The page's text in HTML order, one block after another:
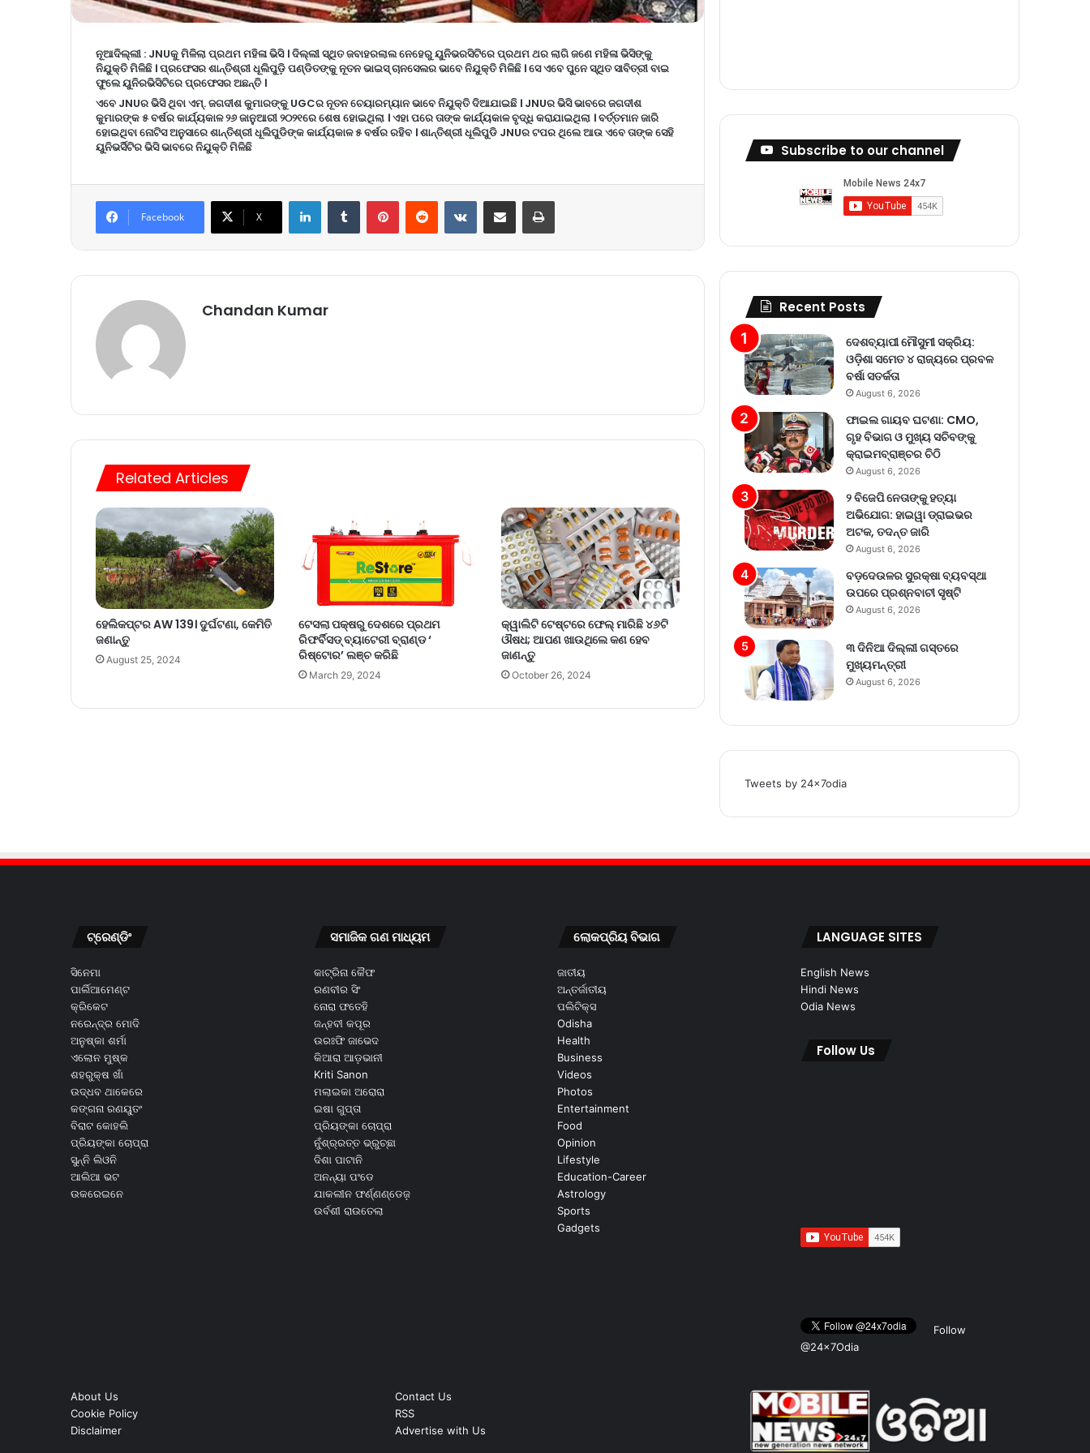
ନୂଆଦିଲ୍ଲୀ : JNUକୁ ମିଳିଲା ପ୍ରଥମ ମହିଳା ଭିସି । ଦିଲ୍ଲୀ ସ୍ଥିତ ଜବାହରଲାଲ ନେହେରୁ ୟୁନିଭରସିଟିରେ ପ୍ରଥମ ଥର ଲାଗି ଜଣେ ମହିଳା ଭିସିଙ୍କୁ
ନିଯୁକ୍ତି ମିଳିଛି । ପ୍ରଫେସର ଶାନ୍ତିଶ୍ରୀ ଧୂଲିପୁଡ଼ି ପଣ୍ଡିତଙ୍କୁ ନୂତନ ଭାଇସ୍ ଚାନସେଲର ଭାବେ ନିଯୁକ୍ତି ମିଳିଛି । ସେ ଏବେ ପୁନେ ସ୍ଥିତ ସାବିତ୍ରୀ ବାଇ
ଫୁଲେ ୟୁନିରଭିସିଟିରେ ପ୍ରଫେସର ଅଛନ୍ତି ।
ଏବେ JNUର ଭିସି ଥିବା ଏମ୍. ଜଗଦୀଶ କୁମାରଙ୍କୁ UGCର ନୂତନ ଚେୟାରମ୍ୟାନ ଭାବେ ନିଯୁକ୍ତି ଦିଆଯାଇଛି । JNUର ଭିସି ଭାବରେ ଜଗଦୀଶ
କୁମାରଙ୍କ ୫ ବର୍ଷର କାର୍ଯ୍ୟକାଳ ୨୬ ଜାନୁଆରୀ ୨୦୨୧ରେ ଶେଷ ହୋଇଥିଲା । ଏହା ପରେ ତାଙ୍କ କାର୍ଯ୍ୟକାଳ ବୃଦ୍ଧି କରାଯାଇଥିଲା । ବର୍ତ୍ତମାନ ଜାରି
ହୋଇଥିବା ନୋଟିସ ଅନୁସାରେ ଶାନ୍ତିଶ୍ରୀ ଧୂଲିପୁଡିଙ୍କ କାର୍ଯ୍ୟକାଳ ୫ ବର୍ଷର ରହିବ । ଶାନ୍ତିଶ୍ରୀ ଧୂଲିପୁଡି JNUର ଟପର ଥିଲେ ଆଉ ଏବେ ତାଙ୍କ ସେହି
ୟୁନିଭର୍ସିଟିର ଭିସି ଭାବରେ ନିଯୁକ୍ତି ମିଳିଛି
Facebook X
Chandan Kumar
Related Articles
ହେଲିକପ୍ଟର AW 139। ଦୁର୍ଘଟଣା, କେମିତି
ଜଣାନ୍ତୁ
August 25, 2024
ଟେସଲା ପକ୍ଷରୁ ଦେଶରେ ପ୍ରଥମ
ରିଫର୍ବିସଡ୍ ବ୍ୟାଟେରୀ ବ୍ରାଣ୍ଡ ‘
ରିଷ୍ଟୋର’ ଲଞ୍ଚ କରିଛି
March 29, 2024
କ୍ୱାଲିଟି ଟେଷ୍ଟରେ ଫେଲ୍‌ ମାରିଛି ୪୬ଟି
ଔଷଧ; ଆପଣ ଖାଉଥିଲେ କଣ ହେବ
ଜାଣନ୍ତୁ
October 26, 2024
Subscribe to our channel
Recent Posts
ଦେଶବ୍ୟାପୀ ମୌସୁମୀ ସକ୍ରିୟ:
ଓଡ଼ିଶା ସମେତ ୪ ରାଜ୍ୟରେ ପ୍ରବଳ
ବର୍ଷା ସତର୍କତା
August 6, 2026
ଫାଇଲ ଗାୟବ ଘଟଣା: CMO,
ଗୃହ ବିଭାଗ ଓ ମୁଖ୍ୟ ସଚିବଙ୍କୁ
କ୍ରାଇମବ୍ରାଞ୍ଚର ଚିଠି
August 6, 2026
୨ ବିଜେପି ନେତାଙ୍କୁ ହତ୍ୟା
ଅଭିଯୋଗ: ହାଇୱା ଡ୍ରାଇଭର
ଅଟକ, ତଦନ୍ତ ଜାରି
August 6, 2026
ବଡ଼ଦେଉଳର ସୁରକ୍ଷା ବ୍ୟବସ୍ଥା
ଉପରେ ପ୍ରଶ୍ନବାଚୀ ସୃଷ୍ଟି
August 6, 2026
୩ ଦିନିଆ ଦିଲ୍ଲୀ ଗସ୍ତରେ
ମୁଖ୍ୟମନ୍ତ୍ରୀ
August 6, 2026
Tweets by 24x7odia
ଟ୍ରେଣ୍ଡିଂ
ସିନେମା
ପାର୍ଲିଆମେଣ୍ଟ
କ୍ରିକେଟ
ନରେନ୍ଦ୍ର ମୋଦି
ଅନୁଷ୍କା ଶର୍ମା
ଏଲୋନ ମୁଷ୍କ
ଶହରୁକ୍ଷ ଖାଁ
ଉଦ୍ଧବ ଥାକେରେ
କଙ୍ଗନା ରଣୟୁତଂ
ବିରାଟ କୋହଲି
ପ୍ରିୟଙ୍କା ଚୋପ୍ରା
ସୁନ୍ନି ଲିଓନି
ଆଲିଆ ଭଟ
ଉକରେଇନେ
ସମାଜିକ ଗଣ ମାଧ୍ୟମ
କାଟ୍ରିନା କୈଫ
ରଣବୀର ସିଂ
ନୋରା ଫତେହି
ଜନ୍ହବୀ କପୂର
ଉରଃଫି ଜାଭେଦ
କିଆରା ଆଡ଼ଭାନୀ
Kriti Sanon
ମଲାଇକା ଅରୋରା
ଇଷା ଗୁପ୍ତା
ପ୍ରିୟଙ୍କା ଚୋପ୍ରା
ନୁଁଶ୍ର୍ରତ୍ତ ଭ୍ରୁଚ୍ଛା
ଦିଶା ପାଟାନି
ଅନନ୍ୟା ପଂଡେ
ଯାକଲୀନ ଫର୍ଣ୍ଣଣ୍ଡେଜ଼
ଉର୍ବଶୀ ରାଉତେଲା
ଲୋକପ୍ରିୟ ବିଭାଗ
ଜାତୀୟ
ଅନ୍ତର୍ଜାତୀୟ
ପଲିଟିକ୍ସ
Odisha
Health
Business
Videos
Photos
Entertainment
Food
Opinion
Lifestyle
Education-Career
Astrology
Sports
Gadgets
LANGUAGE SITES
English News
Hindi News
Odia News
Follow Us
Follow
@24x7Odia
About Us
Cookie Policy
Disclaimer
Contact Us
RSS
Advertise with Us